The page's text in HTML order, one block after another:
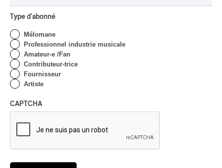
Type d'abonné
Mélomane
Professionnel industrie musicale
Amateur-e /Fan
Contributeur-trice
Fournisseur
Artiste
CAPTCHA